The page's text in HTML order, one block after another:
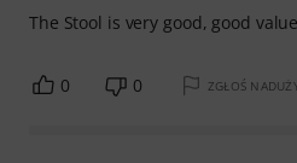
The Stool is very good, good
0 0 ZGŁOŚ